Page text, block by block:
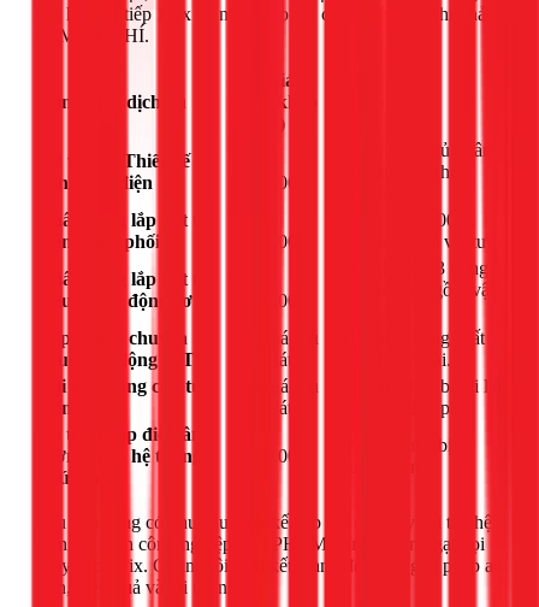
liên hệ trực tiếp 1Fix để nhận báo giá chính xác sau khi khảo
sát MIỄN PHÍ.
Hạng mục dịch vụ
Đơn giá
tham khảo
(VNĐ)
Tư vấn & Thiết kế
bản vẽ tủ điện
1.500.000
Áp dụng cho tủ phân
phối, tủ điều khiển
Nhân công lắp đặt tủ
điện phân phối
2.000.000
Cho tủ dưới 100A,
chưa bao gồm vật tư.
Nhân công lắp đặt tủ
điều khiển động cơ
3.000.000
Điều khiển 1-3 động
cơ, chưa bao gồm vật
Lắp đặt tủ chuyển
nguồn tự động (ATS)
Báo giá sau
khảo sát
Phụ thuộc công suất
máy phát và tải.
Cải tạo, nâng cấp tủ
điện cũ
Báo giá sau
khảo sát
Thay thế thiết bị, đi lại
dây, cân bằng pha.
Dò tìm chập điện âm
tường (cho hệ thống
phức tạp)
1.500.000
Sử dụng thiết bị
Nếu bạn đang có nhu cầu thiết kế, lắp đặt mới hay cải tạo hệ
thống tủ điện công nghiệp tại TPHCM, đừng ngần ngại gọi
ngay cho 1Fix. Chúng tôi cam kết mang đến một giải pháp an
toàn, hiệu quả và tối ưu nhất.